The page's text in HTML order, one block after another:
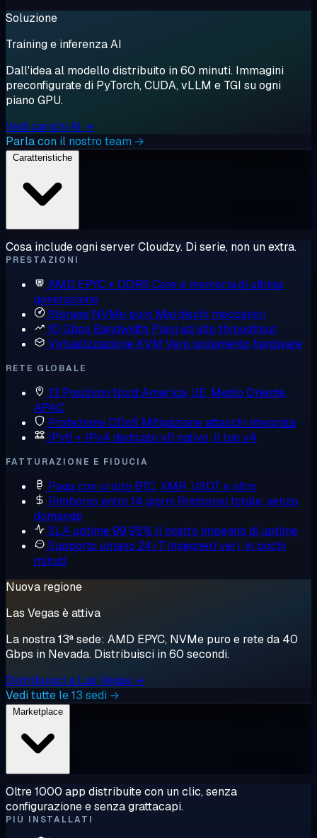
Soluzione
Training e inferenza AI
Dall'idea al modello distribuito in 60 minuti. Immagini
preconfigurate di PyTorch, CUDA, vLLM e TGI su ogni
piano GPU.
Vedi carichi AI →
Parla con il nostro team →
Cosa include ogni server Cloudzy. Di serie, non un extra.
PRESTAZIONI
AMD EPYC + DDR5 Core e memoria di ultima
generazione
Storage NVMe puro Mai dischi meccanici
10 Gbps Bandwidth Piani ad alto throughput
Virtualizzazione KVM Vero isolamento hardware
RETE GLOBALE
13 Posizioni Nord America, UE, Medio Oriente,
APAC
Protezione DDoS Mitigazione attacchi integrata
IPv6 + IPv4 dedicato v6 nativo, il tuo v4
FATTURAZIONE E FIDUCIA
Paga con cripto BTC, XMR, USDT e altro
Rimborso entro 14 giorni Rimborso totale, senza
domande
SLA uptime 99,95% Il nostro impegno di uptime
Supporto umano 24/7 Ingegneri veri, in pochi
minuti
Nuova regione
Las Vegas è attiva
La nostra 13ª sede: AMD EPYC, NVMe puro e rete da 40
Gbps in Nevada. Distribuisci in 60 secondi.
Distribuisci a Las Vegas →
Vedi tutte le 13 sedi →
Oltre 1000 app distribuite con un clic, senza
configurazione e senza grattacapi.
PIÙ INSTALLATI